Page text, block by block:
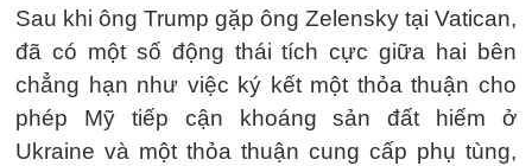
Sau khi ông Trump gặp ông Zelensky tại Vatican,
đã có một số động thái tích cực giữa hai bên
chẳng hạn như việc ký kết một thỏa thuận cho
phép Mỹ tiếp cận khoáng sản đất hiếm ở
Ukraine và một thỏa thuận cung cấp phụ tùng,